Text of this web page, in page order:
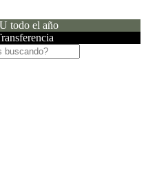
todo el año